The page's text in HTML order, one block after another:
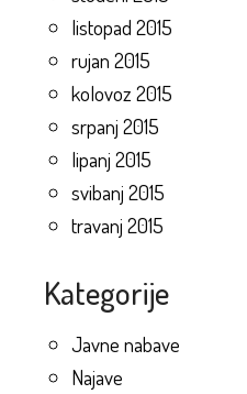
listopad 2015
rujan 2015
kolovoz 2015
srpanj 2015
lipanj 2015
svibanj 2015
travanj 2015
Kategorije
Javne nabave
Najave